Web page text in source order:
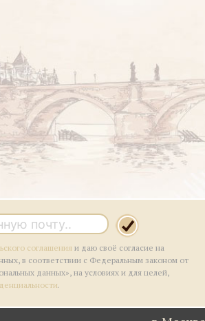
соглашения и даю своё согласие на
в соответствии с Федеральным законом от
данных», на условиях и для целей,
.